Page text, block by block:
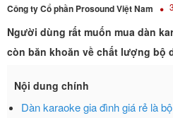
Công ty Cổ phần Prosound Việt Nam
Người dùng rất muốn mua dàn
còn băn khoăn về chất lượng bộ
Nội dung chính
Dàn karaoke gia đình giá rẻ là